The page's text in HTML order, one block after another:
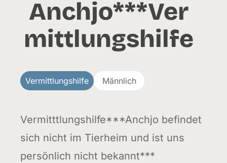
Anchjo***Ver
mittlungshilfe
Vermittlungshilfe Männlich
Vermitttlungshilfe***Anchjo befindet
sich nicht im Tierheim und ist uns
persönlich nicht bekannt***